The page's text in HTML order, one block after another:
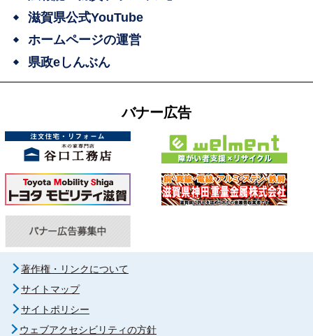
滋賀県公式YouTube
ホームページの運営
県政eしんぶん
バナー広告
著作権・リンクについて
サイトマップ
サイトポリシー
ウェブアクセシビリティの方針